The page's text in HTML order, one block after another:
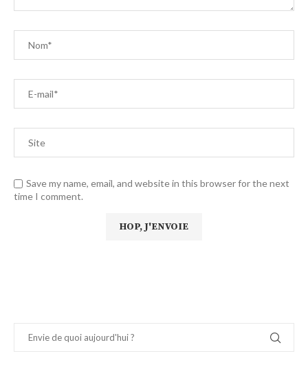
Save my name, email, and website in this browser for the next
time I comment.